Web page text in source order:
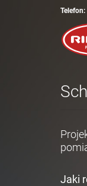
Telefon:
Jaki